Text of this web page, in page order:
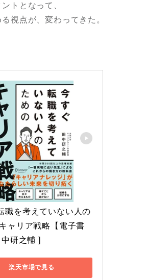
トとなって、
視点が、変わってきた。
職を考えていない人の
ャリア戦略【電子書
研之輔 ]
楽天市場で見る